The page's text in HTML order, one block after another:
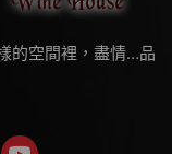
的空間裡，盡情…品